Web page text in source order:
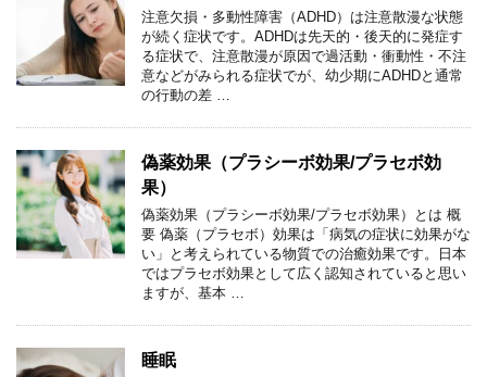
注意欠損・多動性障害（ADHD）は注意散漫な状態
が続く症状です。ADHDは先天的・後天的に発症す
る症状で、注意散漫が原因で過活動・衝動性・不注
意などがみられる症状でが、幼少期にADHDと通常
の行動の差 …
偽薬効果（プラシーボ効果/プラセボ効
果）
偽薬効果（プラシーボ効果/プラセボ効果）とは 概
要 偽薬（プラセボ）効果は「病気の症状に効果がな
い」と考えられている物質での治癒効果です。日本
ではプラセボ効果として広く認知されていると思い
ますが、基本 …
睡眠